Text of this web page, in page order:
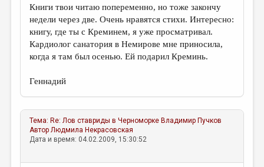
Книги твои читаю попеременно, но тоже закончу
недели через две. Очень нравятся стихи. Интересно:
книгу, где ты с Креминем, я уже просматривал.
Кардиолог санатория в Немирове мне приносила,
когда я там был осенью. Ей подарил Креминь.
Геннадий
Тема: Re: Лов ставриды в Черноморке Владимир Пучков
АвторЛюдмила Некрасовская
Дата и время: 04.02.2009, 15:30:52